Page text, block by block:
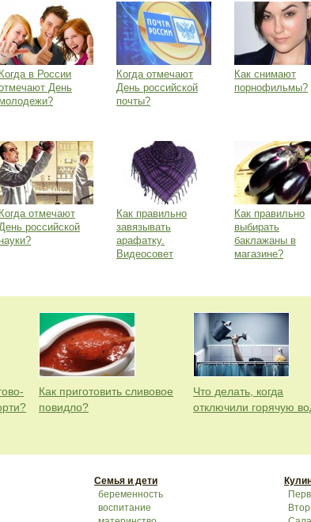
Когда в России
День
молодежи?
Когда отмечают
День российской
почты?
Как снимают
порнофильмы?
Когда отмечают
российской
науки?
Как правильно
завязывать
арафатку.
Видеосовет
Как правильно
выбирать
баклажаны в
магазине?
Как приготовить сливовое
повидло?
Что делать, когда
отключили горячую
Семья и дети
беременность
воспитание